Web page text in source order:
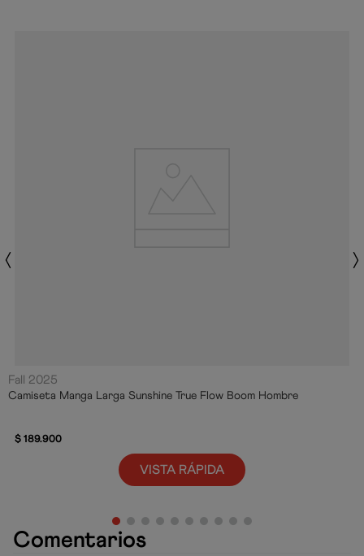
Fall 2025
Camiseta Manga Larga Sunshine True Flow Boom Hombre
$189.900
VISTA RÁPIDA
Comentarios